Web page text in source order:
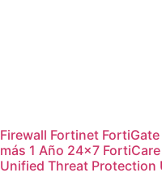
Firewall Fortinet
más 1 Año 24×7
Unified Threat Protection